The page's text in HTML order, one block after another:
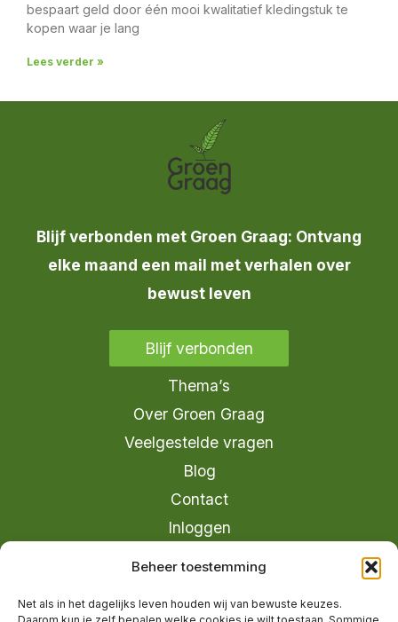
Beheer toestemming
Net als in het dagelijks leven houden wij van bewuste keuzes.
bespaart geld door één mooi kwalitatief kledingstuk te
kopen waar je lang
Lees verder »
Blijf verbonden met Groen Graag: Ontvang
elke maand een mail met verhalen over
bewust leven
Blijf verbonden
Thema’s
Over Groen Graag
Veelgestelde vragen
Blog
Contact
Inloggen
info@groengraag.nl